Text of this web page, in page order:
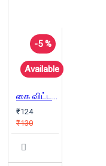
-5 %
Available
கை விட்ட கொலைக் கடவுள் (எதிர்க்குரல் 4)
₹124
₹130